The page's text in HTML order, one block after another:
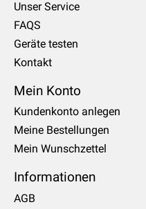
Unser Service
FAQS
Geräte testen
Kontakt
Mein Konto
Kundenkonto anlegen
Meine Bestellungen
Mein Wunschzettel
Informationen
AGB